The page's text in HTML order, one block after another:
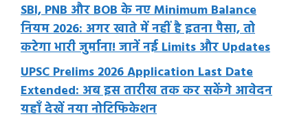
SBI, PNB और BOB के नए Minimum Balance
नियम 2026: अगर खाते में नहीं है इतना पैसा, तो
कटेगा भारी जुर्माना! जानें नई Limits और Updates
UPSC Prelims 2026 Application Last Date
Extended: अब इस तारीख तक कर सकेंगे आवेदन
यहाँ देखें नया नोटिफिकेशन